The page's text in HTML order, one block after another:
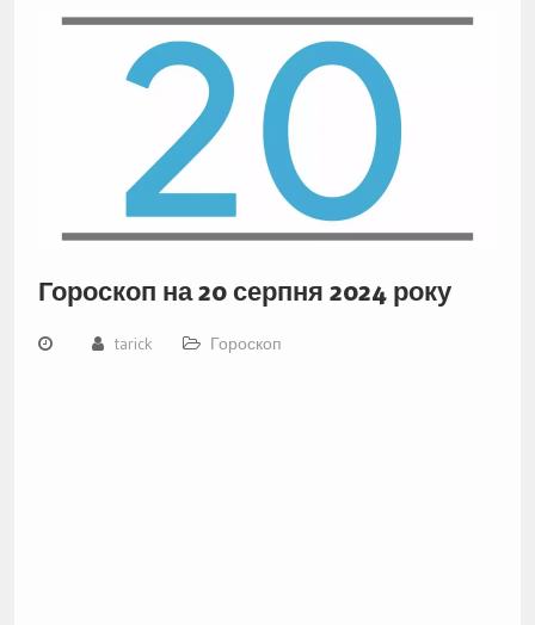
Гороскоп на 20 серпня 2024 року
tarick Гороскоп